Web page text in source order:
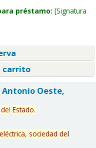
préstamo: Signatura
carrito
Oeste,
del Estado.
eléctrica, sociedad del